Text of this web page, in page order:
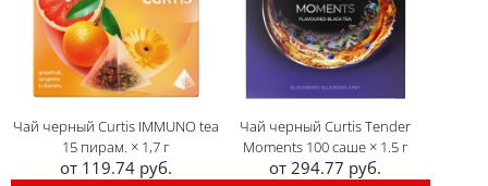
Чай черный Curtis IMMUNO tea
15 пирам. × 1,7 г
от 119.74 руб.
Чай черный Curtis Tender
Moments 100 саше × 1.5 г
от 294.77 руб.